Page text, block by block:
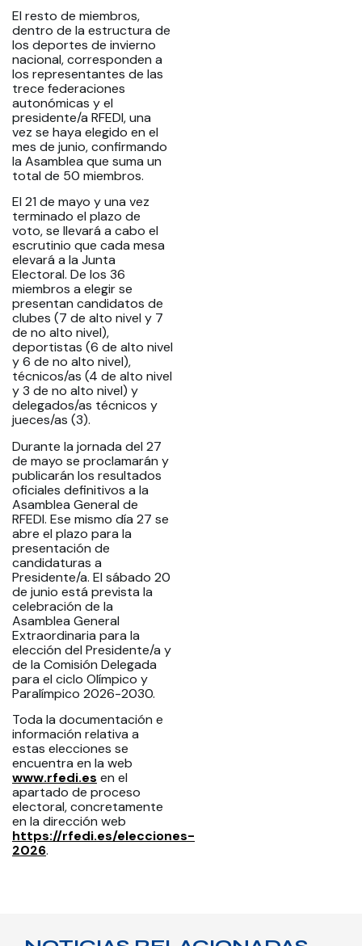
El resto de miembros,
dentro de la estructura de
los deportes de invierno
nacional, corresponden a
los representantes de las
trece federaciones
autonómicas y el
presidente/a RFEDI, una
vez se haya elegido en el
mes de junio, confirmando
la Asamblea que suma un
total de 50 miembros.
El 21 de mayo y una vez
terminado el plazo de
voto, se llevará a cabo el
escrutinio que cada mesa
elevará a la Junta
Electoral. De los 36
miembros a elegir se
presentan candidatos de
clubes (7 de alto nivel y 7
de no alto nivel),
deportistas (6 de alto nivel
y 6 de no alto nivel),
técnicos/as (4 de alto nivel
y 3 de no alto nivel) y
delegados/as técnicos y
jueces/as (3).
Durante la jornada del 27
de mayo se proclamarán y
publicarán los resultados
oficiales definitivos a la
Asamblea General de
RFEDI. Ese mismo día 27 se
abre el plazo para la
presentación de
candidaturas a
Presidente/a. El sábado 20
de junio está prevista la
celebración de la
Asamblea General
Extraordinaria para la
elección del Presidente/a y
de la Comisión Delegada
para el ciclo Olímpico y
Paralímpico 2026-2030.
Toda la documentación e
información relativa a
estas elecciones se
encuentra en la web
www.rfedi.es en el
apartado de proceso
electoral, concretamente
en la dirección web
https://rfedi.es/elecciones-
2026.